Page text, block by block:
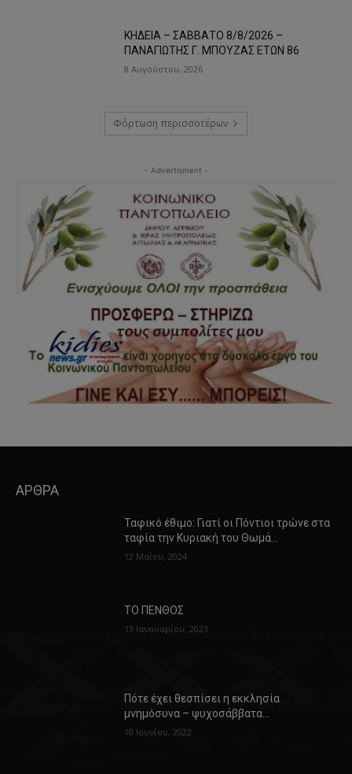
ΚΗΔΕΙΑ – ΣΑΒΒΑΤΟ 8/8/2026 –
ΠΑΝΑΓΙΩΤΗΣ Γ. ΜΠΟΥΖΑΣ ΕΤΩΝ 86
8 Αυγούστου, 2026
Φόρτωση περισσοτέρων
- Advertisment -
ΑΡΘΡΑ
Ταφικό έθιμο: Γιατί οι Πόντιοι τρώνε στα
ταφία την Κυριακή του Θωμά…
12 Μαΐου, 2024
ΤΟ ΠΕΝΘΟΣ
13 Ιανουαρίου, 2023
Πότε έχει θεσπίσει η εκκλησία
μνημόσυνα – ψυχοσάββατα…
10 Ιουνίου, 2022